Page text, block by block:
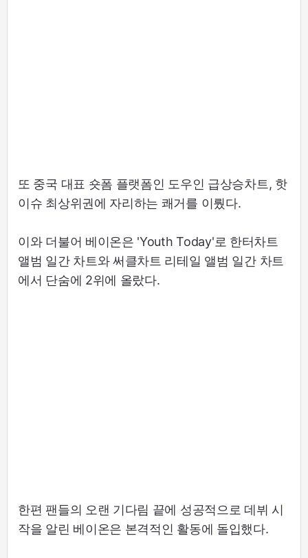
또 중국 대표 숏폼 플랫폼인 도우인 급상승차트, 핫
이슈 최상위권에 자리하는 쾌거를 이뤘다.
이와 더불어 베이온은 'Youth Today'로 한터차트
앨범 일간 차트와 써클차트 리테일 앨범 일간 차트
에서 단숨에 2위에 올랐다.
한편 팬들의 오랜 기다림 끝에 성공적으로 데뷔 시
작을 알린 베이온은 본격적인 활동에 돌입했다.